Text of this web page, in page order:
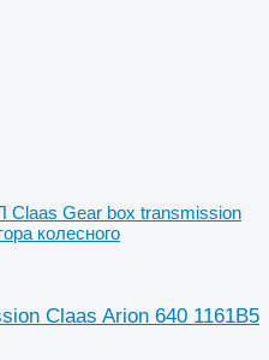
Claas Gear box transmission
колесного
Claas Arion 640 1161B5